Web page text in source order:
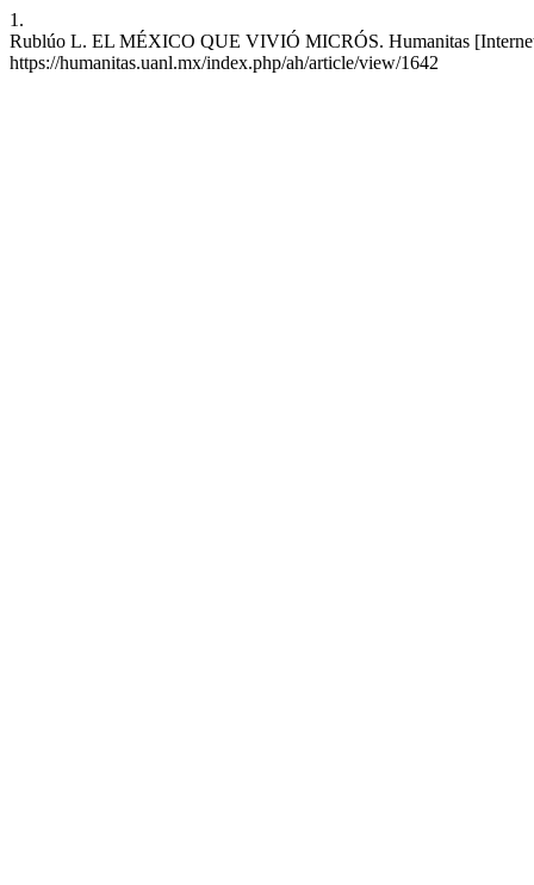
1.
Rublúo L. EL MÉXICO QUE VIVIÓ MICRÓS. Humanitas
https://humanitas.uanl.mx/index.php/ah/article/view/1642